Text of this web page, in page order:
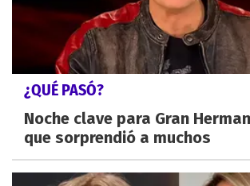
¿QUÉ PASÓ?
Noche clave para Gran
que sorprendió a muchos